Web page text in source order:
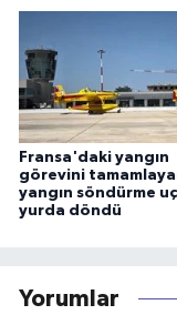
Fransa'daki yangın
görevini
yangın söndürme
yurda döndü
Yorumlar